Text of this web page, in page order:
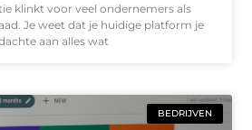
klinkt voor veel ondernemers als
Je weet dat je huidige platform je
aan alles wat
BEDRIJVEN